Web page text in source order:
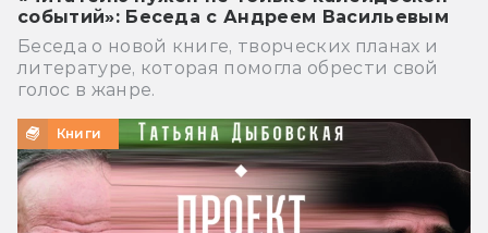
событий»: Беседа с Андреем Васильевым
Беседа о новой книге, творческих планах и
литературе, которая помогла обрести свой
голос в жанре.
Книги